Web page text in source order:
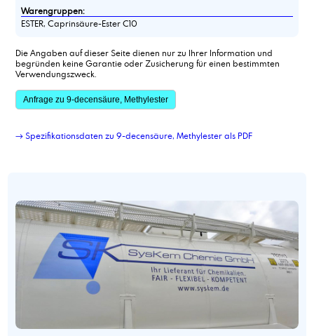
Warengruppen:
ESTER, Caprinsäure-Ester C10
Die Angaben auf dieser Seite dienen nur zu Ihrer Information und
begründen keine Garantie oder Zusicherung für einen bestimmten
Verwendungszweck.
Anfrage zu 9-decensäure, Methylester
→ Spezifikationsdaten zu 9-decensäure, Methylester als PDF